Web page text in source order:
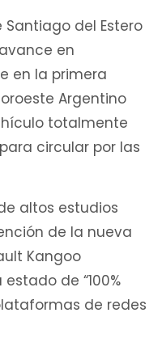
Santiago del Estero
en
en la primera
Argentino
totalmente
circular por las
altos estudios
de la nueva
Kangoo
de “100%
de redes